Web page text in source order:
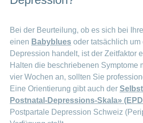
Bei der Beurteilung, ob es sich bei
einen Babyblues oder tatsächlich um
Depression handelt, ist der Zeitfaktor
Halten die beschriebenen Symptome
vier Wochen an, sollten Sie
Eine Orientierung gibt auch der
Postnatal-Depressions-Skala»
Postpartale Depression Schweiz